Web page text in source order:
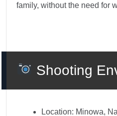
family, without the need for
Shooting
Location: Minowa,